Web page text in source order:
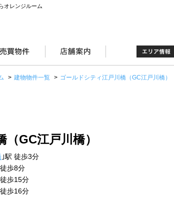
オレンジルーム
> 建物物件一覧 > ゴールドシティ江戸川橋（GC江戸川橋）
GC江戸川橋）
｣駅 徒歩3分
歩8分
歩15分
歩16分